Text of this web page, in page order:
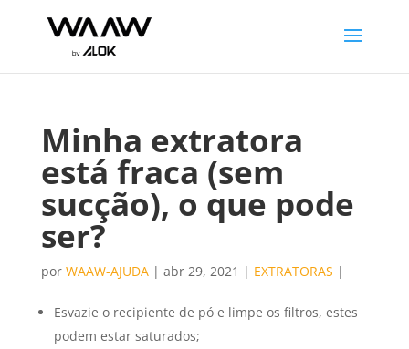
Minha extratora
está fraca (sem
sucção), o que pode
ser?
por WAAW-AJUDA| abr 29, 2021 | EXTRATORAS |
Esvazie o recipiente de pó e limpe os filtros, estes
podem estar saturados;